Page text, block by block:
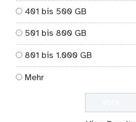
401 bis 500 GB
501 bis 800 GB
801 bis 1.000 GB
Mehr